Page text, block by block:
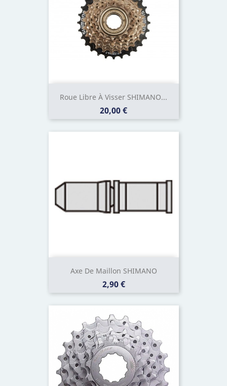
Roue Libre À Visser SHIMANO...
Prix
20,00 €
Axe De Maillon SHIMANO
Prix
2,90 €